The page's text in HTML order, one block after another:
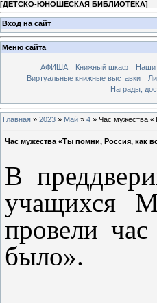
[ДЕТСКО-ЮНОШЕСКАЯ БИБЛИОТЕКА]
Вход на сайт
Меню сайта
АФИША Книжный шкаф Наши
Виртуальные книжные выставки
Награды,
Главная » 2023 » Май » 4 » Час мужества
Час мужества «Ты помни, Россия, как
В
учащихся
провели
было».